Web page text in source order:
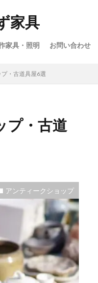
家具
家具・照明 お問い合わせ
プ・古道具屋6選
プ・古道
アンティークショップ